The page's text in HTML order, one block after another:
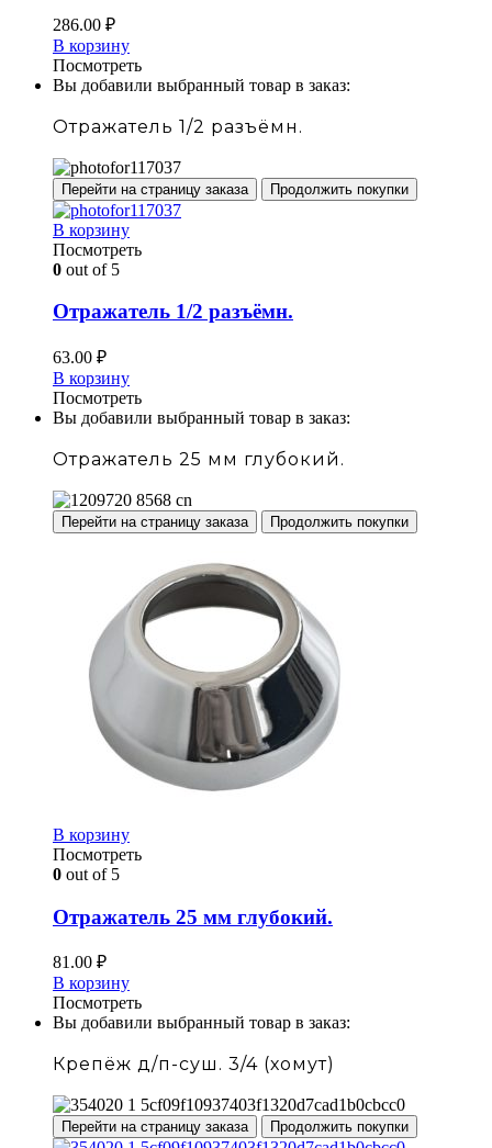
286.00 ₽
В корзину
Посмотреть
Вы добавили выбранный товар в заказ:
Отражатель 1/2 разъёмн.
Перейти на страницу заказа Продолжить покупки
В корзину
Посмотреть
0 out of 5
Отражатель 1/2 разъёмн.
63.00 ₽
В корзину
Посмотреть
Вы добавили выбранный товар в заказ:
Отражатель 25 мм глубокий.
Перейти на страницу заказа Продолжить покупки
В корзину
Посмотреть
0 out of 5
Отражатель 25 мм глубокий.
81.00 ₽
В корзину
Посмотреть
Вы добавили выбранный товар в заказ:
Крепёж д/п-суш. 3/4 (хомут)
Перейти на страницу заказа Продолжить покупки